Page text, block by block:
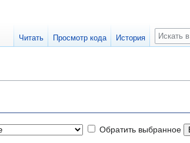
Обратить выбранное
Читать Просмотр кода История
Поиск